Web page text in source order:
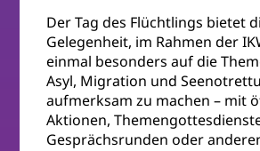
Der Tag des Flüchtlings bietet
Gelegenheit, im Rahmen der
einmal besonders auf die
Asyl, Migration und
aufmerksam zu machen – mit
Aktionen,
Gesprächsrunden oder